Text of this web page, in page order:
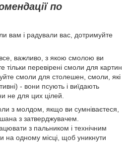
по
вам і радували вас, дотримуйте
важливо, з якою смолою ви
тільки перевірені смоли для картин
смоли для столешен, смоли, які
- вони псують і виїдають
не для цих цілей.
з молдом, якщо ви сумніваєтеся,
з затверджувачем.
з пальником і технічним
одному місці, щоб уникнути